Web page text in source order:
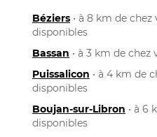
Béziers • à 8 km de
disponibles
Bassan • à 3 km de
Puissalicon • à 4 km de
disponibles
Boujan-sur-Libron • à 6
disponibles